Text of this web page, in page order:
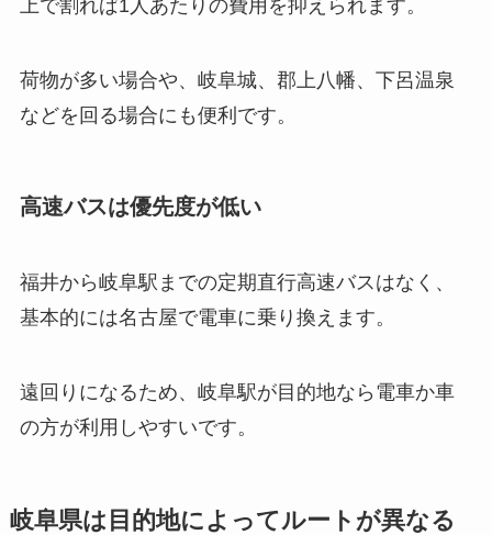
上で割れば1人あたりの費用を抑えられます。
荷物が多い場合や、岐阜城、郡上八幡、下呂温泉
などを回る場合にも便利です。
高速バスは優先度が低い
福井から岐阜駅までの定期直行高速バスはなく、
基本的には名古屋で電車に乗り換えます。
遠回りになるため、岐阜駅が目的地なら電車か車
の方が利用しやすいです。
岐阜県は目的地によってルートが異なる